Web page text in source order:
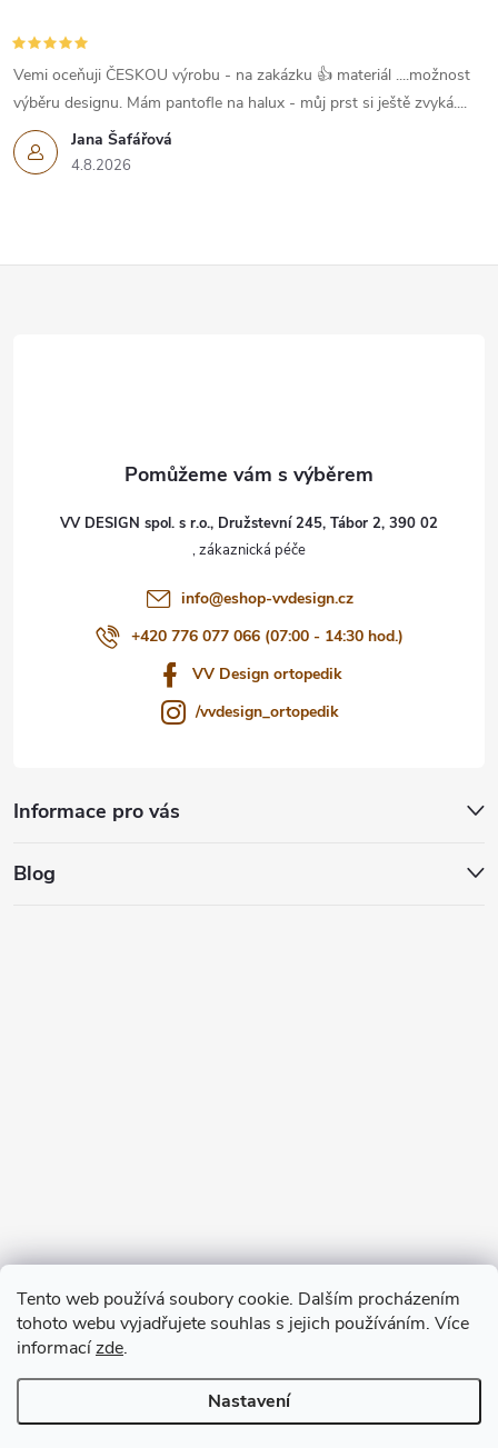
Tento web používá soubory cookie. Dalším procházením
tohoto webu vyjadřujete souhlas s jejich používáním. Více
informacízde.
Nastavení
Jana Šafářová
4.8.2026
Vemi oceňuji ČESKOU výrobu - na zakázku 👍 materiál ....možnost
výběru designu. Mám pantofle na halux - můj prst si ještě zvyká....
VV DESIGN spol. s r.o., Družstevní 245, Tábor 2, 390 02
info@eshop-vvdesign.cz
+420 776 077 066 (07:00 - 14:30 hod.)
VV Design ortopedik
/vvdesign_ortopedik
Informace pro vás
Blog
Copyright 2026VV DESIGN. Všechna práva vyhrazena.Upravit